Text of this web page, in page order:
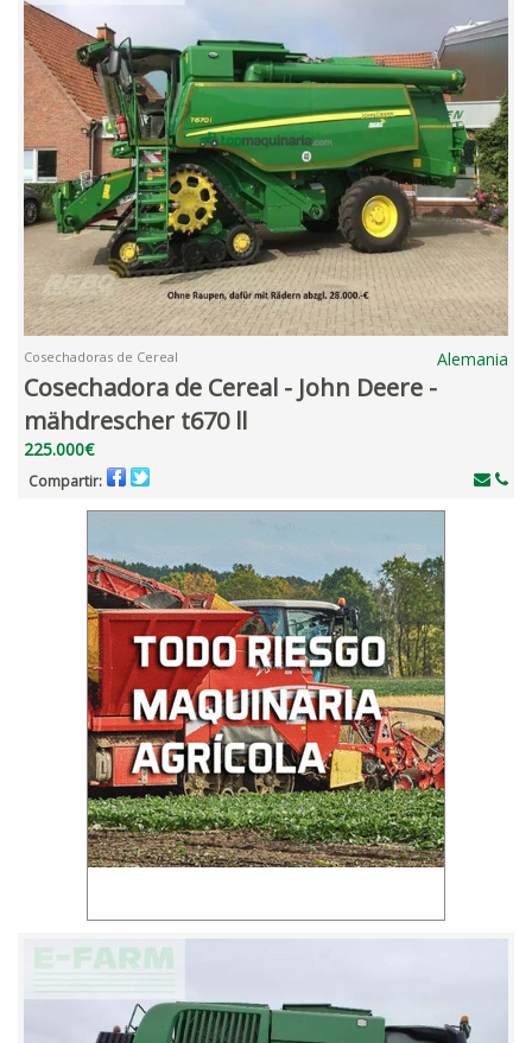
Cosechadoras de Cereal Alemania
Cosechadora de Cereal - John Deere -
mähdrescher t670 ll
225.000€
Compartir: